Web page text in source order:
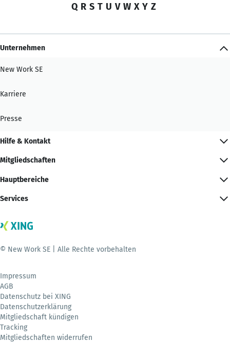
Q R S T U V W X Y Z
Unternehmen
New Work SE
Karriere
Presse
Hilfe & Kontakt
Mitgliedschaften
Hauptbereiche
Services
© New Work SE | Alle Rechte vorbehalten
Impressum
AGB
Datenschutz bei XING
Datenschutzerklärung
Mitgliedschaft kündigen
Tracking
Mitgliedschaften widerrufen